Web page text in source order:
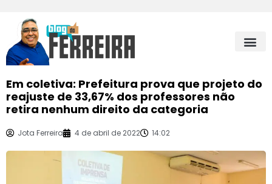
Em coletiva: Prefeitura prova que projeto do
reajuste de 33,67% dos professores não
retira nenhum direito da categoria
Jota Ferreira 4 de abril de 2022 14:02